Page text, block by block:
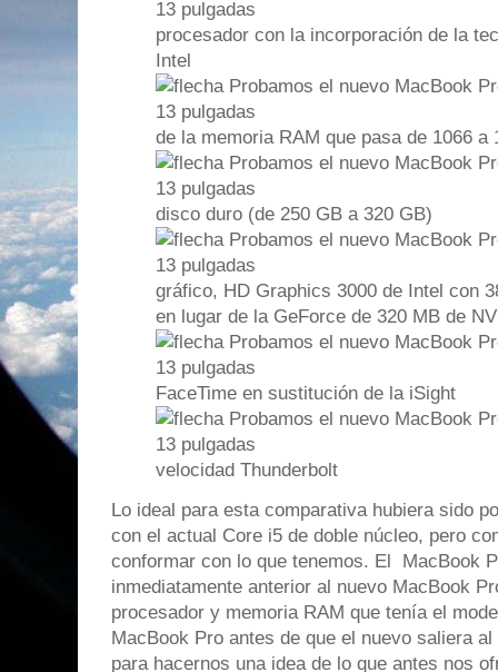
procesador con la incorporación de la
Intel
de la memoria RAM que pasa de 1066 a
disco duro (de 250 GB a 320 GB)
gráfico, HD Graphics 3000 de Intel con
en lugar de la GeForce de 320 MB de
FaceTime en sustitución de la iSight
velocidad Thunderbolt
Lo ideal para esta comparativa hubiera sido
con el actual Core i5 de doble núcleo, pero
conformar con lo que tenemos. El MacBook
inmediatamente anterior al nuevo MacBook
procesador y memoria RAM que tenía el
MacBook Pro antes de que el nuevo saliera
para hacernos una idea de lo que antes nos